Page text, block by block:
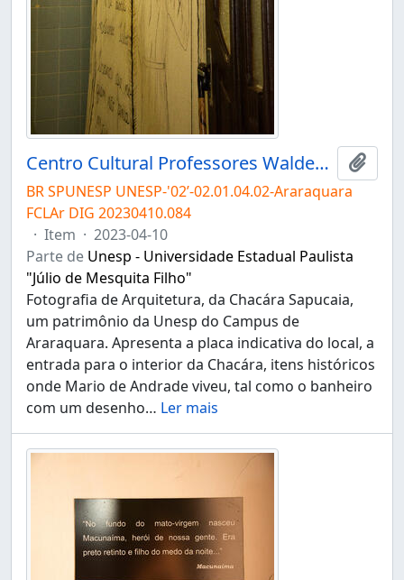
Centro Cultural Professores Waldemar e Heleieth Saffioti "Chácara Sapucaia"
BR SPUNESP UNESP-'02’-02.01.04.02-Araraquara
FCLAr DIG 20230410.084
· Item · 2023-04-10
Parte de Unesp - Universidade Estadual Paulista
"Júlio de Mesquita Filho"
Fotografia de Arquitetura, da Chacára Sapucaia,
um patrimônio da Unesp do Campus de
Araraquara. Apresenta a placa indicativa do local, a
entrada para o interior da Chacára, itens históricos
onde Mario de Andrade viveu, tal como o banheiro
com um desenho… Ler mais